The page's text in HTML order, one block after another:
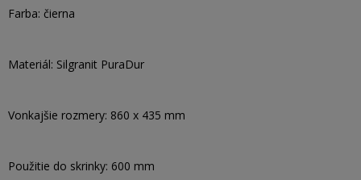
Farba: čierna
Materiál: Silgranit PuraDur
Vonkajšie rozmery: 860 x 435 mm
Použitie do skrinky: 600 mm